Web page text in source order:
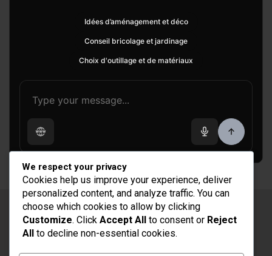
Idées d’aménagement et déco
Conseil bricolage et jardinage
Choix d'outillage et de matériaux
Copyright © 2026Rénovation et Décoration
Thème par :Theme Horse
We respect your privacy
Cookies help us improve your experience, deliver
personalized content, and analyze traffic. You can
choose which cookies to allow by clicking
Customize. Click Accept All to consent or Reject
All to decline non-essential cookies.